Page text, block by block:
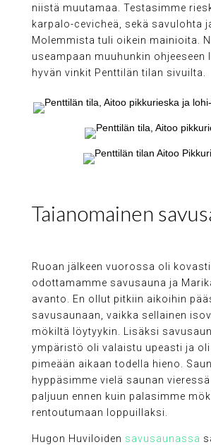
niistä muutamaa. Testasimme
karpalo-cevicheä, sekä savulohta
Molemmista tuli oikein mainioita.
useampaan muuhunkin ohjeeseen
hyvän vinkit Penttilän tilan sivuilta.
Taianomainen
Ruoan jälkeen vuorossa oli kovasti
odottamamme savusauna ja
avanto. En ollut pitkiin aikoihin
savusaunaan, vaikka sellainen
mökiltä löytyykin. Lisäksi
ympäristö oli valaistu upeasti ja
pimeään aikaan todella hieno.
hyppäsimme vielä saunan
paljuun ennen kuin palasimme
rentoutumaan loppuillaksi.
Hugon Huviloiden savusaunassa